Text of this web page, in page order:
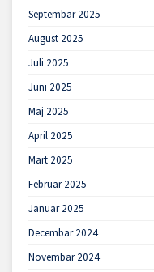
Septembar 2025
August 2025
Juli 2025
Juni 2025
Maj 2025
April 2025
Mart 2025
Februar 2025
Januar 2025
Decembar 2024
Novembar 2024